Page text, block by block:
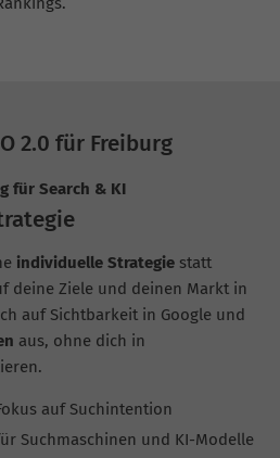
2.0 für Freiburg
für Search & KI
individuelle Strategie statt
deine Ziele und deinen Markt in
auf Sichtbarkeit in Google und
aus, ohne dich in
auf Suchintention
Suchmaschinen und KI-Modelle